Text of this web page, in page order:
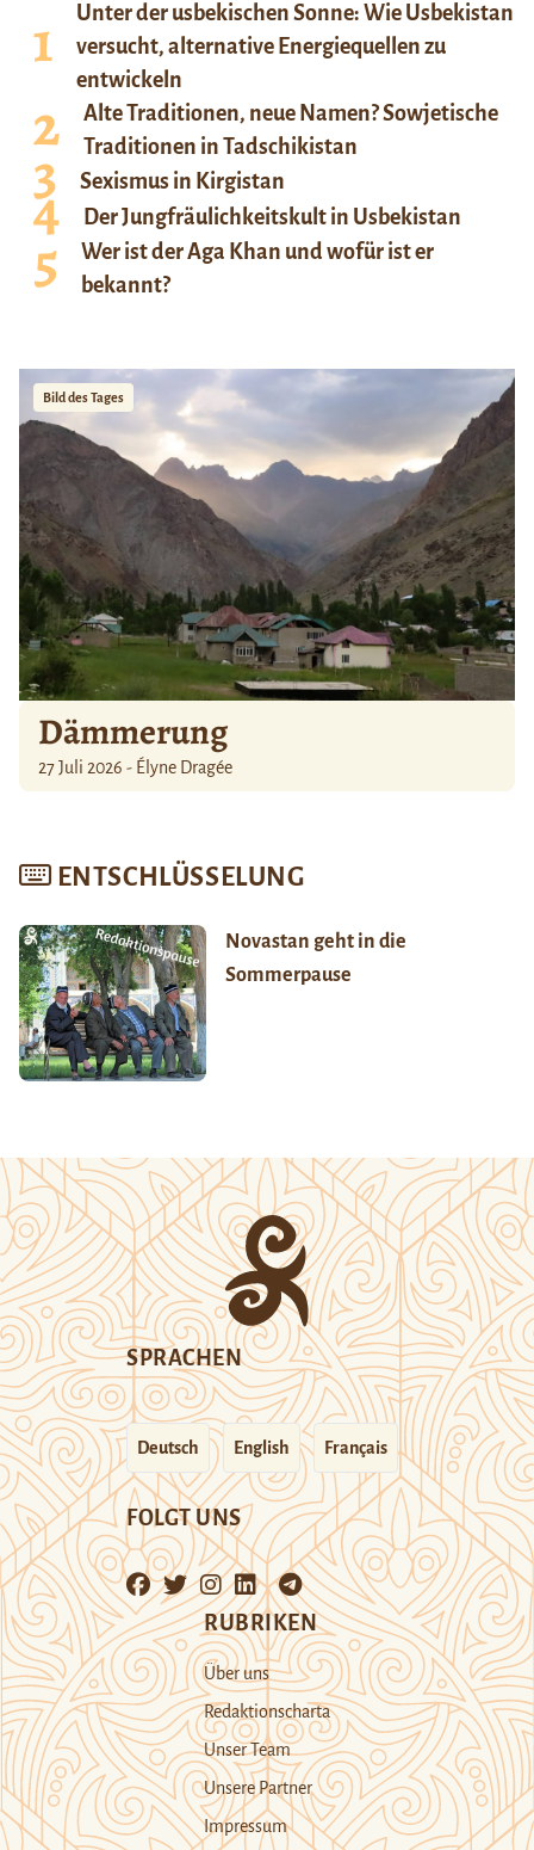
Unter der usbekischen Sonne: Wie Usbekistan
versucht, alternative Energiequellen zu
entwickeln
Alte Traditionen, neue Namen? Sowjetische
Traditionen in Tadschikistan
Sexismus in Kirgistan
Der Jungfräulichkeitskult in Usbekistan
Wer ist der Aga Khan und wofür ist er
bekannt?
Bild des Tages
Dämmerung
27 Juli 2026 - Élyne Dragée
ENTSCHLÜSSELUNG
Novastan geht in die
Sommerpause
SPRACHEN
Deutsch English Français
FOLGT UNS
RUBRIKEN
Über uns
Redaktionscharta
Unser Team
Unsere Partner
Impressum